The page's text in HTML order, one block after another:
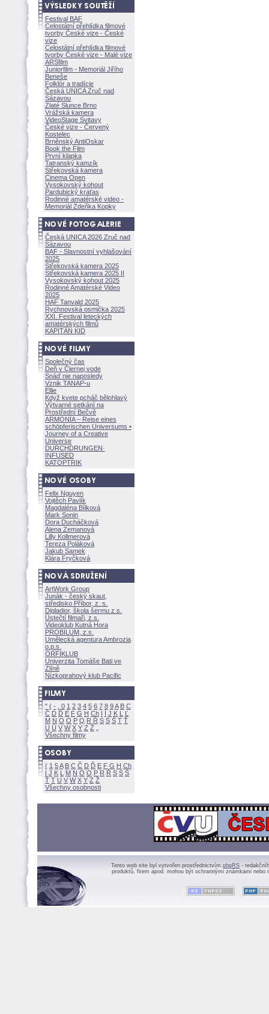
Festival BAF
Celostátní přehlídka filmové
tvorby České vize - České
vize
Celostátní přehlídka filmové
tvorby České vize - Malé vize
ARSfilm
Juniorfilm - Memoriál Jiřího
Beneše
Folklór a tradície
Česká UNICA Zruč nad
Sázavou
Zlaté Slunce Brno
Vrážská kamera
VideoStage Svitavy
České vize - Červený
Kostelec
Brněnský AntiOskar
Book the Film
První klapka
Tatranský kamzík
Střekovská kamera
Cinema Open
Vysokovský kohout
Pardubický kraťas
Rodinné amatérské video -
Memoriál Zdeňka Kopky
Česká UNICA 2026 Zruč nad
Sázavou
BAF - Slavnostní vyhlašování
2025
Střekovská kamera 2025
Střekovská kamera 2025 II
Vysokovský kohout 2025
Rodinné Amatérské Video
2025
HAF Tanvald 2025
Rychnovská osmička 2025
XXI. Festival leteckých
amatérských filmů
KAPITÁN KID
Společný čas
Deň v Čiernej vode
Snáď nie naposledy
Vznik TANAP-u
Ellie
Když kvete pcháč bělohlavý
Výtvarné setkání na
Prostřední Bečvě
ARMONÍA – Reise eines
schöpferischen Universums •
Journey of a Creative
Universe
DURCHDRUNGEN·
INFUSED
KATOPTRIK
Felix Nguyen
Vojtěch Pavlík
Magdaléna Bílkov
Mark Sonin
Dora Ducháčkov
Alena Zemanov
Lilly Kollmerov
Tereza Polákov
Jakub Samek
Klára Fryčkov
ArtWork Group
Junák - český skaut,
středisko Příbor, z. s.
Digladior, škola šermu z.s.
Ústečtí filmaři, z.s.
Videoklub Kutná Hora
PROBILUM, z.s.
Umělecká agentura Ambrozia
o.p.s.
ORFIKLUB
Univerzita Tomáše Bati ve
Zlíně
Nízkoprahový klub Pacific
" ( - 0 1 2 3 4 5 6 7 8 9A B C
Č D Ď E F G H Ch I Í J K L
Ľ
M N O Ó P Q R Ř S Ś T Ť
U Ú V W X Y Z
Všechny filmy
( 1 5A B C Č D Ď E F G H Ch
I J K L M N Ó O P R Ř S Ś
Ť T U V W X Y Z
Všechny osobnosti
Tento web site byl vytvořen prostřednictvím phpRS -
produktů, firem apod. mohou být ochrannými známkami